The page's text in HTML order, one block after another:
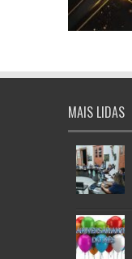
MAIS LIDAS